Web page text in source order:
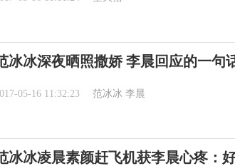
冰冰深夜晒照撒娇 李晨回应的一句
05-16 11:32:23 范冰冰 李晨
冰冰凌晨素颜赶飞机获李晨心疼：